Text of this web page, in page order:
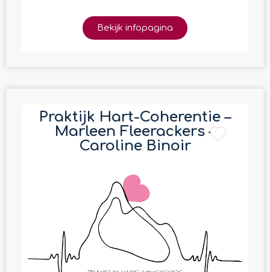
Bekijk infopagina
Praktijk Hart-Coherentie –
Marleen Fleerackers –
Caroline Binoir